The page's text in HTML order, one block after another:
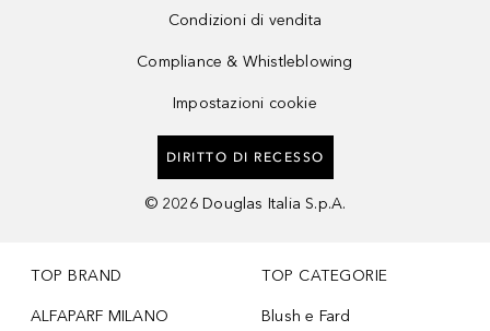
Condizioni di vendita
Compliance & Whistleblowing
Impostazioni cookie
DIRITTO DI RECESSO
© 2026 Douglas Italia S.p.A.
TOP BRAND
ALFAPARF MILANO
TOP CATEGORIE
Blush e Fard